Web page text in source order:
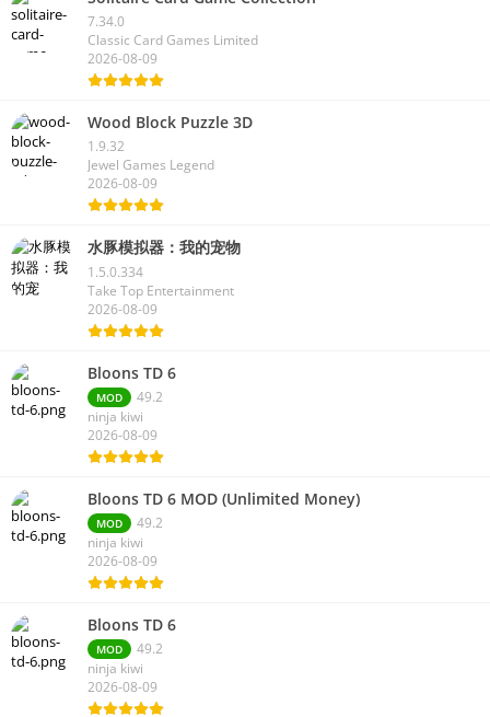
Solitaire Card Game Collection
7.34.0
Classic Card Games Limited
Wood Block Puzzle 3D
1.9.32
Jewel Games Legend
水豚模拟器：我的宠物
1.5.0.334
Take Top Entertainment
Bloons TD 6
MOD
49.2
ninja kiwi
Bloons TD 6 MOD (Unlimited Money)
MOD
49.2
ninja kiwi
Bloons TD 6
MOD
49.2
ninja kiwi